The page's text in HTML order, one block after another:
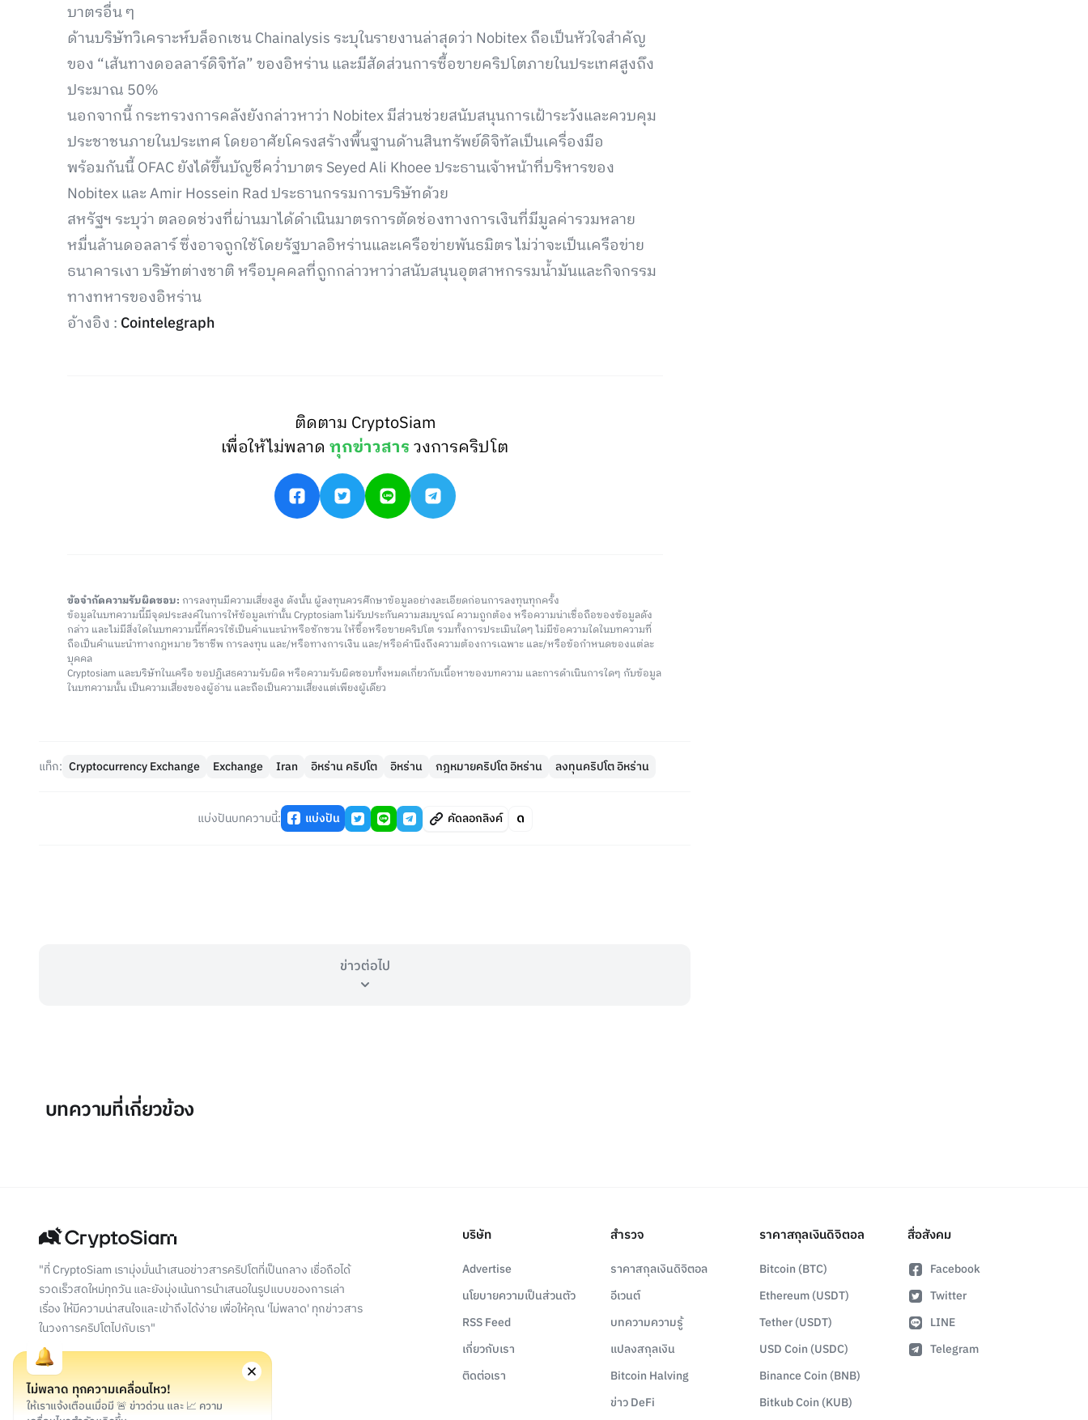
บาตรอื่น ๆ
ด้านบริษัทวิเคราะห์บล็อกเชน Chainalysis ระบุในรายงานล่าสุดว่า Nobitex ถือเป็นหัวใจสำคัญ
ของ “เส้นทางดอลลาร์ดิจิทัล” ของอิหร่าน และมีสัดส่วนการซื้อขายคริปโตภายในประเทศสูงถึง
ประมาณ 50%
นอกจากนี้ กระทรวงการคลังยังกล่าวหาว่า Nobitex มีส่วนช่วยสนับสนุนการเฝ้าระวังและควบคุม
ประชาชนภายในประเทศ โดยอาศัยโครงสร้างพื้นฐานด้านสินทรัพย์ดิจิทัลเป็นเครื่องมือ
พร้อมกันนี้ OFAC ยังได้ขึ้นบัญชีคว่ำบาตร Seyed Ali Khoee ประธานเจ้าหน้าที่บริหารของ
Nobitex และ Amir Hossein Rad ประธานกรรมการบริษัทด้วย
สหรัฐฯ ระบุว่า ตลอดช่วงที่ผ่านมาได้ดำเนินมาตรการตัดช่องทางการเงินที่มีมูลค่ารวมหลาย
หมื่นล้านดอลลาร์ ซึ่งอาจถูกใช้โดยรัฐบาลอิหร่านและเครือข่ายพันธมิตร ไม่ว่าจะเป็นเครือข่าย
ธนาคารเงา บริษัทต่างชาติ หรือบุคคลที่ถูกกล่าวหาว่าสนับสนุนอุตสาหกรรมน้ำมันและกิจกรรม
ทางทหารของอิหร่าน
อ้างอิง : Cointelegraph
ติดตาม CryptoSiam
เพื่อให้ไม่พลาดทุกข่าวสารวงการคริปโต
ข้อจำกัดความรับผิดชอบ: การลงทุนมีความเสี่ยงสูง ดังนั้น ผู้ลงทุนควรศึกษาข้อมูลอย่างละเอียดก่อนการลงทุนทุกครั้ง
ข้อมูลในบทความนี้มีจุดประสงค์ในการให้ข้อมูลเท่านั้น Cryptosiam ไม่รับประกันความสมบูรณ์ ความถูกต้อง หรือความน่าเชื่อถือของข้อมูลดัง
กล่าว และไม่มีสิ่งใดในบทความนี้ที่ควรใช้เป็นคำแนะนำหรือชักชวน ให้ซื้อหรือขายคริปโต รวมทั้งการประเมินใดๆ ไม่มีข้อความใดในบทความที่
ถือเป็นคำแนะนำทางกฎหมาย วิชาชีพ การลงทุน และ/หรือทางการเงิน และ/หรือคำนึงถึงความต้องการเฉพาะ และ/หรือข้อกำหนดของแต่ละ
บุคคล
Cryptosiam และบริษัทในเครือ ขอปฏิเสธความรับผิด หรือความรับผิดชอบทั้งหมดเกี่ยวกับเนื้อหาของบทความ และการดำเนินการใดๆ กับข้อมูล
ในบทความนั้น เป็นความเสี่ยงของผู้อ่าน และถือเป็นความเสี่ยงแต่เพียงผู้เดียว
แท็ก: Cryptocurrency Exchange Exchange Iran อิหร่าน คริปโต อิหร่าน กฎหมายคริปโต อิหร่าน ลงทุนคริปโต อิหร่าน
แบ่งปันบทความนี้: แบ่งปัน คัดลอกลิงค์
ข่าวต่อไป
บทความที่เกี่ยวข้อง
"ที่ CryptoSiam เรามุ่งมั่นนำเสนอข่าวสารคริปโตที่เป็นกลาง เชื่อถือได้
รวดเร็วสดใหม่ทุกวัน และยังมุ่งเน้นการนำเสนอในรูปแบบของการเล่า
เรื่อง ให้มีความน่าสนใจและเข้าถึงได้ง่าย เพื่อให้คุณ 'ไม่พลาด' ทุกข่าวสาร
ในวงการคริปโตไปกับเรา"
บริษัท
Advertise
นโยบายความเป็นส่วนตัว
RSS Feed
เกี่ยวกับเรา
ติดต่อเรา
สำรวจ
ราคาสกุลเงินดิจิตอล
อีเวนต์
บทความความรู้
แปลงสกุลเงิน
Bitcoin Halving
ข่าว DeFi
ราคาสกุลเงินดิจิตอล
Bitcoin (BTC)
Ethereum (USDT)
Tether (USDT)
USD Coin (USDC)
Binance Coin (BNB)
Bitkub Coin (KUB)
สื่อสังคม
Facebook
Twitter
LINE
Telegram
ไม่พลาด ทุกความเคลื่อนไหว!
ให้เราแจ้งเตือนเมื่อมี 🚨 ข่าวด่วน และ 📈 ความ